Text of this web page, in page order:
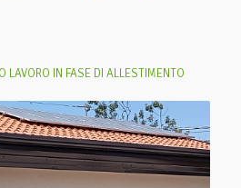
LAVORO IN FASE DI ALLESTIMENTO